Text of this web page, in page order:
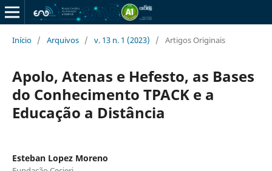
Início / Arquivos / v. 13 n. 1 (2023) / Artigos Originais
Apolo, Atenas e Hefesto, as Bases
do Conhecimento TPACK e a
Educação a Distância
Esteban Lopez Moreno